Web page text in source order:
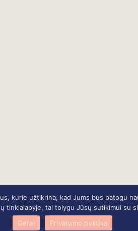
kurie užtikrina, kad Jums bus patogu
tinklalapyje, tai tolygu Jūsų sutikimui su
Gerai
Privatumo politika